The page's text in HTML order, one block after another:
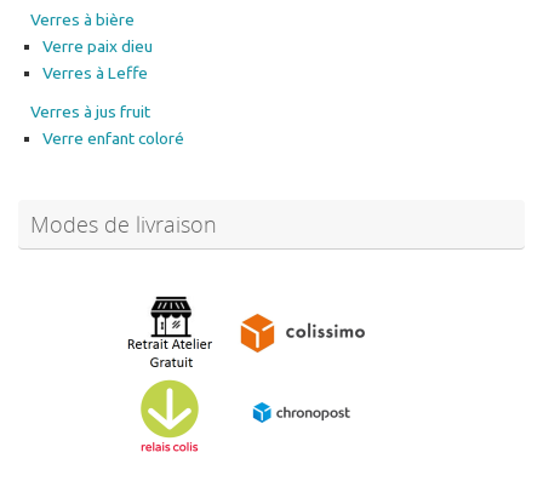
Verres à bière
Verre paix dieu
Verres à Leffe
Verres à jus fruit
Verre enfant coloré
Modes de livraison